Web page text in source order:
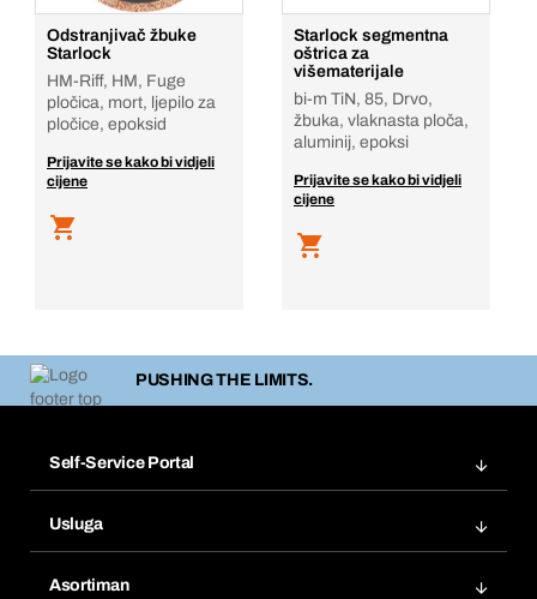
Odstranjivač žbuke
Starlock
HM-Riff, HM, Fuge
pločica, mort, ljepilo za
pločice, epoksid
Prijavite se kako bi vidjeli
cijene
Starlock segmentna
oštrica za
višematerijale
bi-m TiN, 85, Drvo,
žbuka, vlaknasta ploča,
aluminij, epoksi
Prijavite se kako bi vidjeli
cijene
PUSHING THE LIMITS.
Self-Service Portal
Popisi želja
Usluga
Asortiman